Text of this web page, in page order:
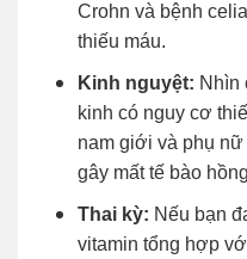
Crohn và bệnh
thiếu máu.
Kinh nguyệt: Nhìn
kinh có nguy cơ
nam giới và phụ
gây mất tế bào
Thai kỳ: Nếu bạn
vitamin tổng hợp